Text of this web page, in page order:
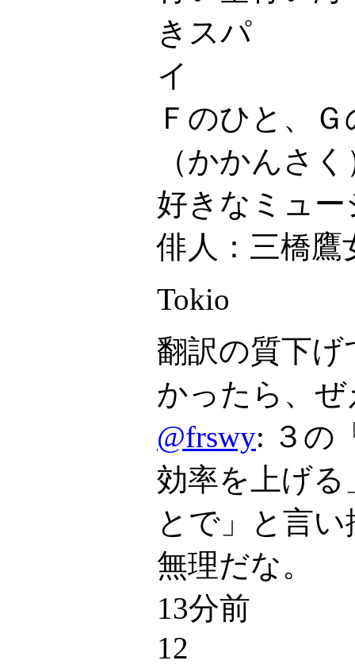
きスパ
Ｆのひと、
（かかんさ
好きなミュ
俳人：三橋鷹
Tokio
翻訳の質下
かったら、ぜ
@frswy: ３の
効率を上げ
とで」と言
無理だな。
13分前
12